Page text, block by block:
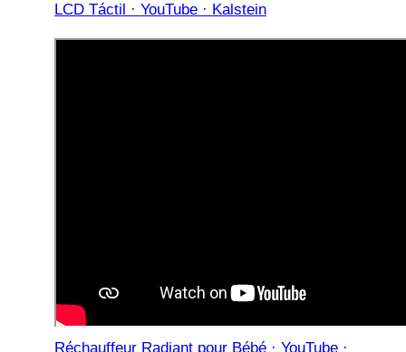
LCD Táctil · YouTube · Kalstein
Réchauffeur Radiant pour Bébé · YouTube ·